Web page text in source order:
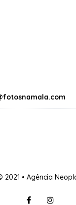
2021 • Agência